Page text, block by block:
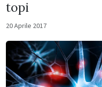
topi
20 Aprile 2017